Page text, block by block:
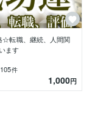
☆転職、継続、人間関
ます
105件
1,000円